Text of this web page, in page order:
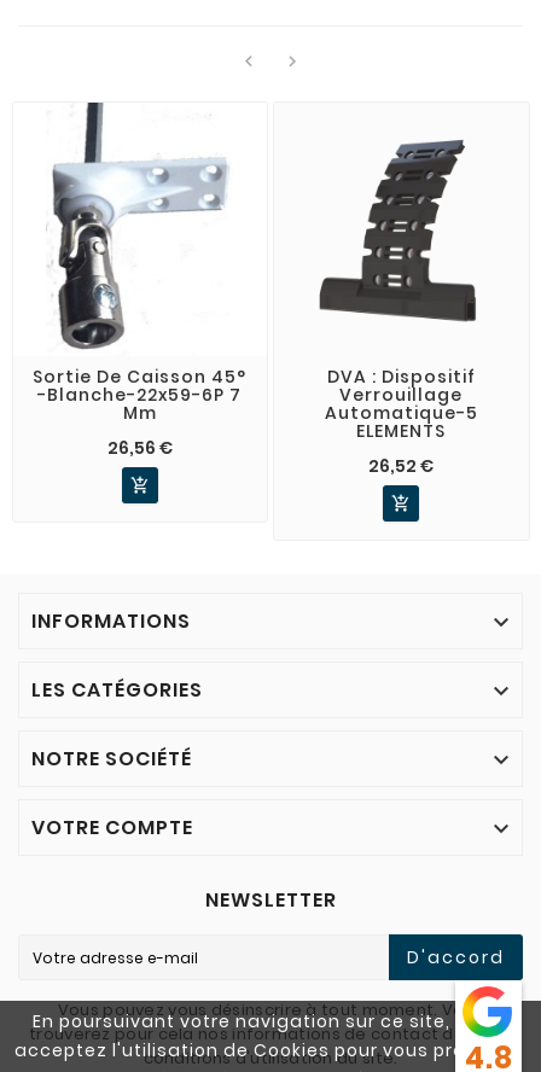
En poursuivant votre navigation sur ce site, vous
acceptez l'utilisation de Cookies pour vous proposer
 
Sortie De Caisson 45°
-Blanche-22x59-6P 7
Mm
26,56 €

DVA : Dispositif
Verrouillage
Automatique-5
ELEMENTS
26,52 €

INFORMATIONS 
LES CATÉGORIES 
NOTRE SOCIÉTÉ 
VOTRE COMPTE 
NEWSLETTER
D'accord
Vous pouvez vous désinscrire à tout moment. Vous
trouverez pour cela nos informations de contact dans les
conditions d'utilisation du site.
4.8